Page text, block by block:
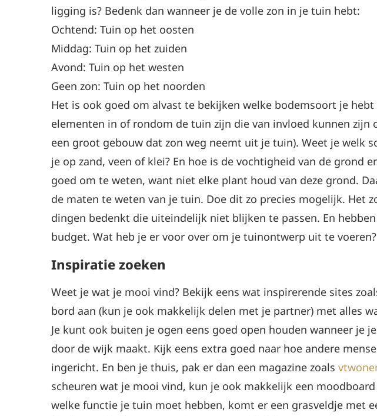
ligging is? Bedenk dan wanneer je de volle zon in je tuin hebt:
Ochtend: Tuin op het oosten
Middag: Tuin op het zuiden
Avond: Tuin op het westen
Geen zon: Tuin op het noorden
Het is ook goed om alvast te bekijken welke bodemsoort je
elementen in of rondom de tuin zijn die van invloed kunnen zijn
een groot gebouw dat zon weg neemt uit je tuin). Weet je welk
je op zand, veen of klei? En hoe is de vochtigheid van de grond
goed om te weten, want niet elke plant houd van deze grond.
de maten te weten van je tuin. Doe dit zo precies mogelijk. Het
dingen bedenkt die uiteindelijk niet blijken te passen. En
budget. Wat heb je er voor over om je tuinontwerp uit te voeren?
Inspiratie zoeken
Weet je wat je mooi vind? Bekijk eens wat inspirerende sites
bord aan (kun je ook makkelijk delen met je partner) met alles
Je kunt ook buiten je ogen eens goed open houden wanneer je
door de wijk maakt. Kijk eens extra goed naar hoe andere
ingericht. En ben je thuis, pak er dan een magazine zoals
scheuren wat je mooi vind, kun je ook makkelijk een
welke functie je tuin moet hebben, komt er een grasveldje met